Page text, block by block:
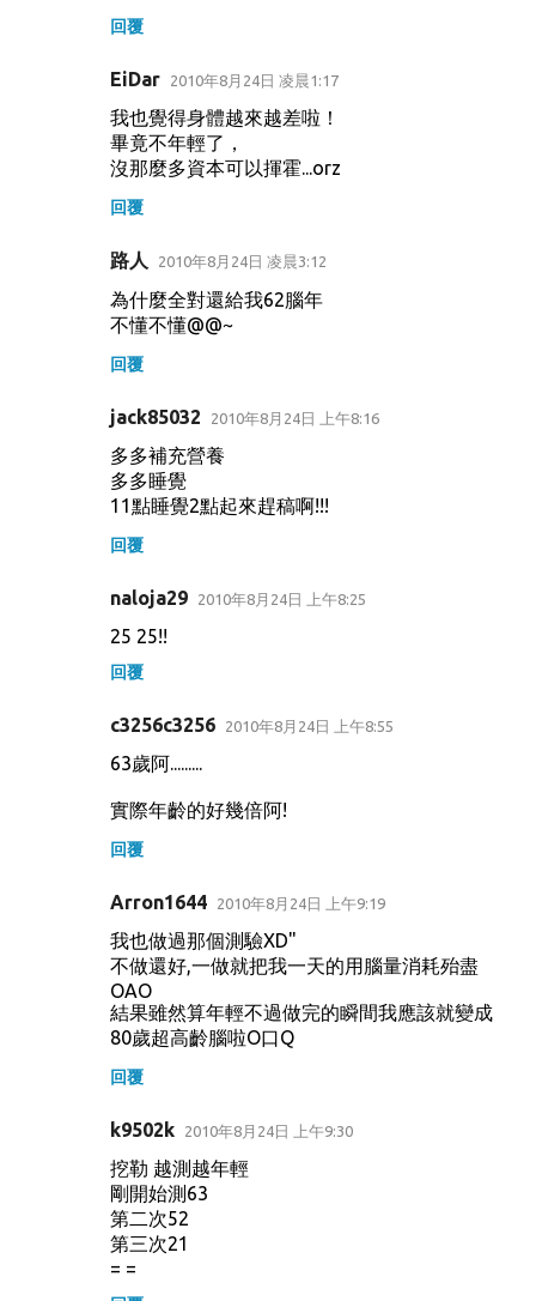
回覆
EiDar 2010年8月24日 凌晨1:17
我也覺得身體越來越差啦！
畢竟不年輕了，
沒那麼多資本可以揮霍...orz
回覆
路人 2010年8月24日 凌晨3:12
為什麼全對還給我62腦年
不懂不懂@@~
回覆
jack85032 2010年8月24日 上午8:16
多多補充營養
多多睡覺
11點睡覺2點起來趕稿啊!!!
回覆
naloja29 2010年8月24日 上午8:25
25 25!!
回覆
c3256c3256 2010年8月24日 上午8:55
63歲阿.........
實際年齡的好幾倍阿!
回覆
Arron1644 2010年8月24日 上午9:19
我也做過那個測驗XD"
不做還好,一做就把我一天的用腦量消耗殆盡
OAO
結果雖然算年輕不過做完的瞬間我應該就變成
80歲超高齡腦啦O口Q
回覆
k9502k 2010年8月24日 上午9:30
挖勒 越測越年輕
剛開始測63
第二次52
第三次21
= =